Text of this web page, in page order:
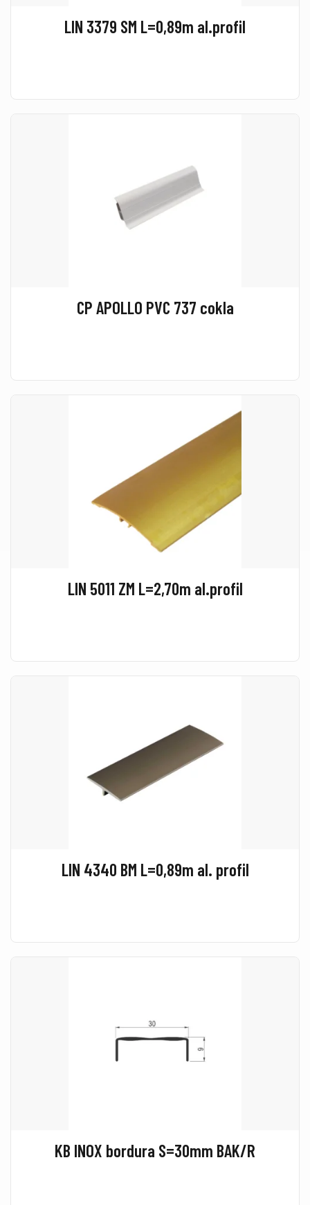
LIN 3379 SM L=0,89m al.profil
CP APOLLO PVC 737 cokla
LIN 5011 ZM L=2,70m al.profil
LIN 4340 BM L=0,89m al. profil
KB INOX bordura S=30mm BAK/R